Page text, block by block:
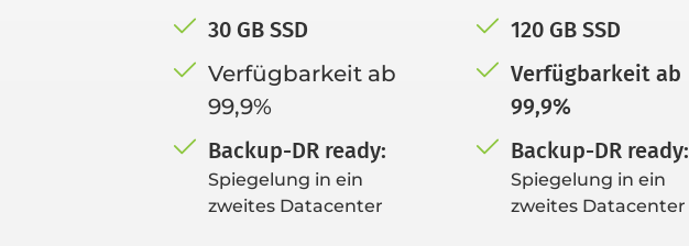
30 GB SSD
Verfügbarkeit ab
99,9%
Backup-DR ready:
Spiegelung in ein
zweites Datacenter
120 GB SSD
Verfügbarkeit ab
99,9%
Backup-DR ready:
Spiegelung in ein
zweites Datacenter